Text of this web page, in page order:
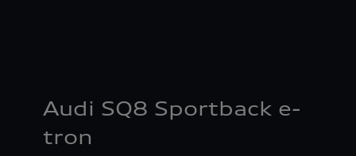
Audi SQ8 Sportback e-
tron